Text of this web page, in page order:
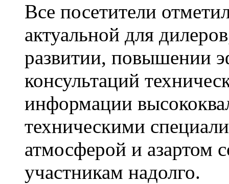
Все посетители
актуальной для
развитии, повышении
консультаций
информации
техническими
атмосферой и азартом
участникам надолго.